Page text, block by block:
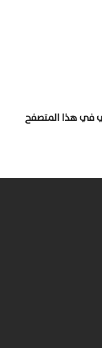
في هذا المتصفح